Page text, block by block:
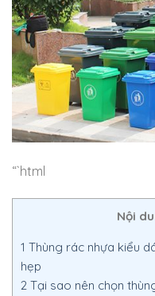
“`html
Nội
1 Thùng rác nhựa kiểu
hẹp
2 Tại sao nên chọn